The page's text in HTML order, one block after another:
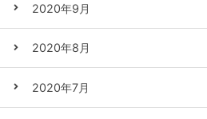
2020年9月
2020年8月
2020年7月